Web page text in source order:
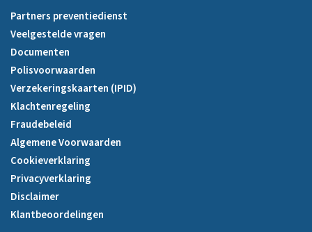
Partners preventiedienst
Veelgestelde vragen
Documenten
Polisvoorwaarden
Verzekeringskaarten (IPID)
Klachtenregeling
Fraudebeleid
Algemene Voorwaarden
Cookieverklaring
Privacyverklaring
Disclaimer
Klantbeoordelingen